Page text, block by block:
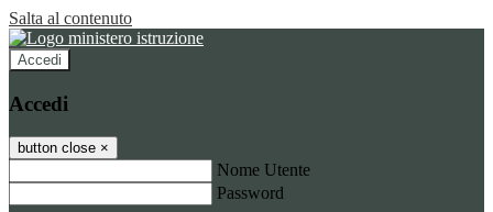
Salta al contenuto
Accedi
Accedi
button close ×
Nome Utente
Password